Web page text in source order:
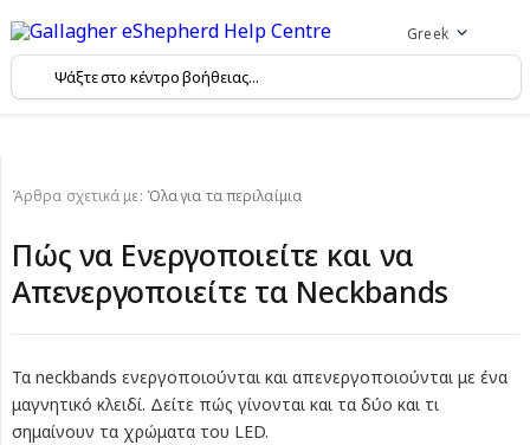
Greek
Άρθρα σχετικά με: Όλα για τα περιλαίμια
Πώς να Ενεργοποιείτε και να
Απενεργοποιείτε τα Neckbands
Τα neckbands ενεργοποιούνται και απενεργοποιούνται με ένα
μαγνητικό κλειδί. Δείτε πώς γίνονται και τα δύο και τι
σημαίνουν τα χρώματα του LED.